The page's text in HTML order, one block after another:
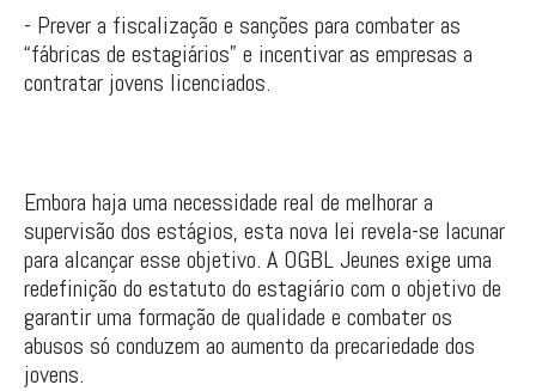
- Prever a fiscalização e sanções para combater as
“fábricas de estagiários” e incentivar as empresas a
contratar jovens licenciados.
Embora haja uma necessidade real de melhorar a
supervisão dos estágios, esta nova lei revela-se lacunar
para alcançar esse objetivo. A OGBL Jeunes exige uma
redefinição do estatuto do estagiário com o objetivo de
garantir uma formação de qualidade e combater os
abusos só conduzem ao aumento da precariedade dos
jovens.